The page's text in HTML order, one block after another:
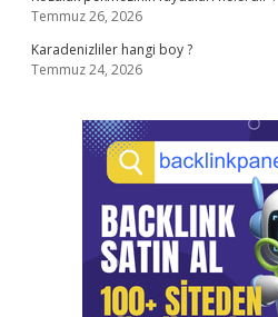
Temmuz 26, 2026
Karadenizliler hangi boy ?
Temmuz 24, 2026